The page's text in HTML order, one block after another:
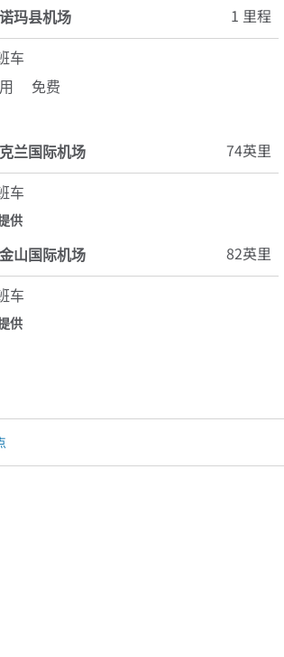
玛县机场
1 里程
车
免费
兰国际机场
74英里
车
供
山国际机场
82英里
车
供